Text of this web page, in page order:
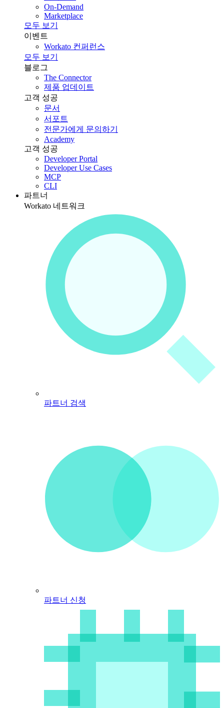
On-Demand
Marketplace
모두 보기
이벤트
Workato 컨퍼런스
모두 보기
블로그
The Connector
제품 업데이트
고객 성공
문서
서포트
전문가에게 문의하기
Academy
고객 성공
Developer Portal
Developer Use Cases
MCP
CLI
파트너
Workato 네트워크
파트너 검색
파트너 신청